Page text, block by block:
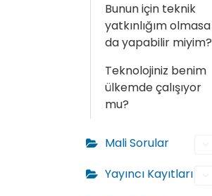
Bunun için teknik
yatkınlığım olmasa
da yapabilir miyim?
Teknolojiniz benim
ülkemde çalışıyor
mu?
Mali Sorular
Yayıncı Kayıtları